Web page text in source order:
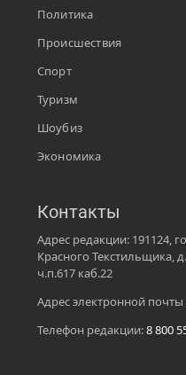
Политика
Происшествия
Спорт
Туризм
Шоубиз
Экономика
Контакты
Адрес редакции: 191124,
Красного Текстильщика,
ч.п.617 каб.22
Адрес электронной
Телефон редакции:8 800